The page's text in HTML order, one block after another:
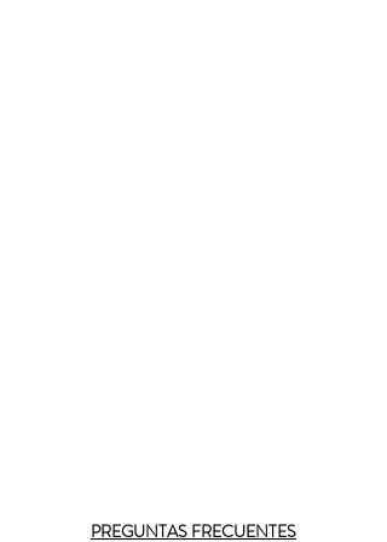
PREGUNTAS FRECUENTES